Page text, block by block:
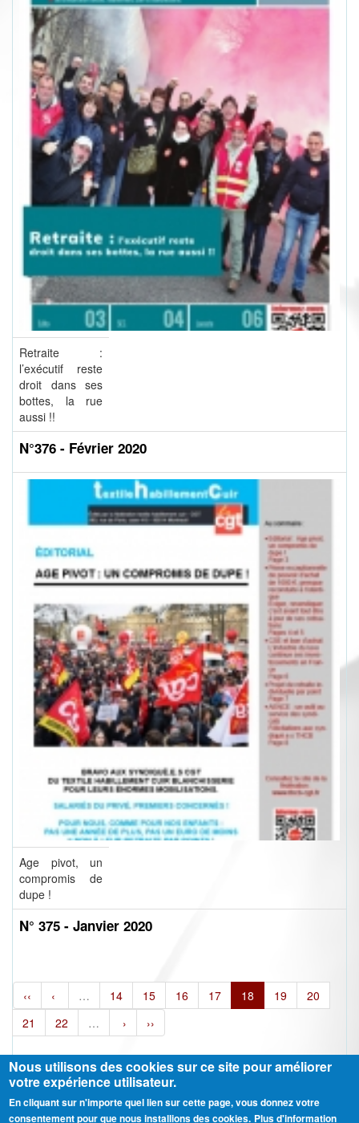
Retraite :
l’exécutif reste
droit dans ses
bottes, la rue
aussi !!
N°376 - Février 2020
Age pivot, un
compromis de
dupe !
N° 375 - Janvier 2020
‹‹ ‹ … 14 15 16 17 18 19
20
21
22 … › ››
Ⓒ CGT Fédération THCB - Tous les droits réservés - Mentions légales
Nous utilisons des cookies sur ce site pour améliorer
votre expérience utilisateur.
En cliquant sur n'importe quel lien sur cette page, vous donnez votre
consentement pour que nous installions des cookies. Plus d'information